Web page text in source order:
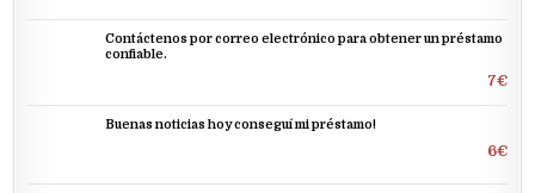
Contáctenos por correo electrónico para obtener un préstamo
confiable.
7€
Buenas noticias hoy conseguí mi préstamo!
6€